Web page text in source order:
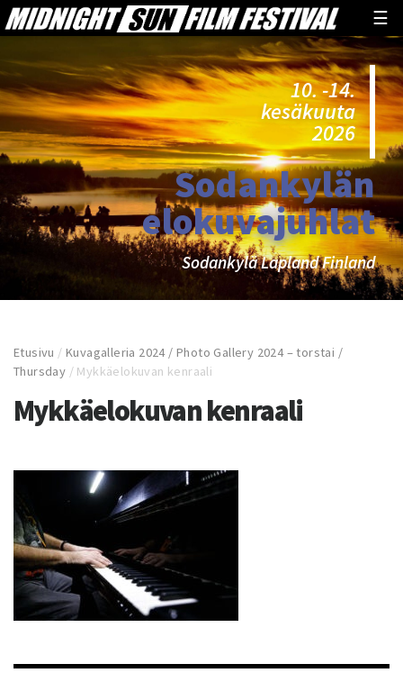
☰
10. -14.
kesäkuuta
2026
Sodankylän
elokuvajuhlat
Sodankylä Lapland Finland
Etusivu /Kuvagalleria 2024 / Photo Gallery 2024 – torstai /
Thursday / Mykkäelokuvan kenraali
Mykkäelokuvan kenraali